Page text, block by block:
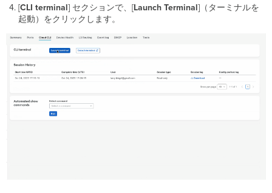
[CLI terminal] セクションで、[Launch Terminal]（ターミナルを
起動）をクリックします。